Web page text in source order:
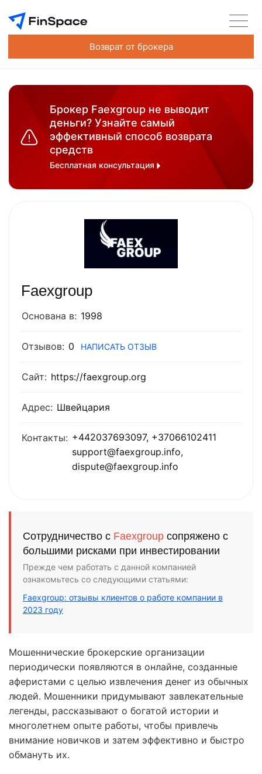
Возврат от брокера
Брокер Faexgroup не выводит
деньги? Узнайте самый
эффективный способ возврата
средств
Бесплатная консультация
Faexgroup
Основана в: 1998
Отзывов: 0 НАПИСАТЬ ОТЗЫВ
Сайт: https://faexgroup.org
Адрес: Швейцария
Контакты: +442037693097, +37066102411
support@faexgroup.info,
dispute@faexgroup.info
Сотрудничество с Faexgroup сопряжено с
большими рисками при инвестировании
Прежде чем работать с данной компанией
ознакомьтесь со следующими статьями:
Faexgroup: отзывы клиентов о работе компании в
2023 году
Мошеннические брокерские организации
периодически появляются в онлайне, созданные
аферистами с целью извлечения денег из обычных
людей. Мошенники придумывают завлекательные
легенды, рассказывают о богатой истории и
многолетнем опыте работы, чтобы привлечь
внимание новичков и затем эффективно и быстро
обмануть их.